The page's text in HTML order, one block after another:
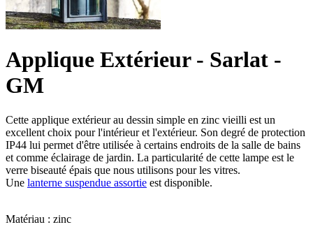
Applique Extérieur - Sarlat -
GM
Cette applique extérieur au dessin simple en zinc vieilli est un
excellent choix pour l'intérieur et l'extérieur. Son degré de protection
IP44 lui permet d'être utilisée à certains endroits de la salle de bains
et comme éclairage de jardin. La particularité de cette lampe est le
verre biseauté épais que nous utilisons pour les vitres.
Une lanterne suspendue assortie est disponible.
Matériau : zinc